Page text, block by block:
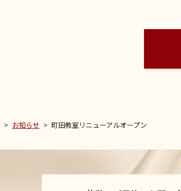
お知らせ 町田教室リニューアルオープン